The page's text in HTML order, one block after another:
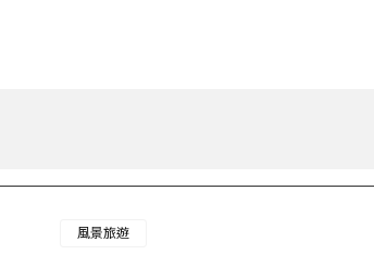
風景旅遊